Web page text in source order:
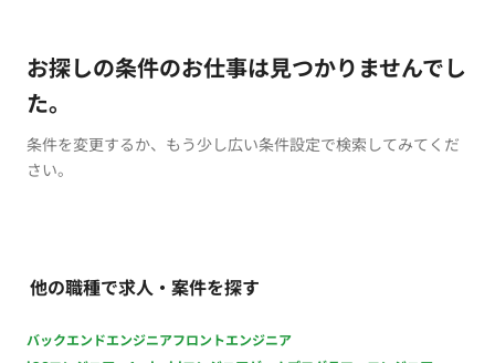
お探しの条件のお仕事は見つかりませんでし
た。
条件を変更するか、もう少し広い条件設定で検索してみてくだ
さい。
他の職種で求人・案件を探す
バックエンドエンジニアフロントエンジニア